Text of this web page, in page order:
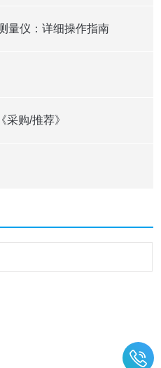
量仪：详细操作指南
德国麦科听力计MA51 《采购/推荐》